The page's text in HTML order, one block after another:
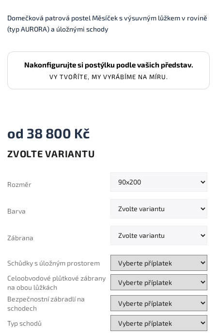
Nakonfigurujte si postýlku podle vašich představ.
VY TVOŘÍTE, MY VYRÁBÍME NA MÍRU.
od 38 800 Kč
ZVOLTE VARIANTU
cena:
Rozměr
Barva
Zábrana
Schůdky s úložným prostorem
Celoobvodové plůtkové zábrany
na obou lůžkách
Bezpečnostní zábradlí na
schodech
Typ schodů
Domečková patrová postel Měsíček s výsuvným lůžkem v rovině
(typ AURORA) a úložnými schody